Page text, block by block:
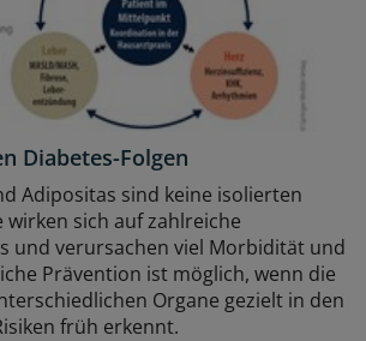
Diabetes-Folgen
Adipositas sind keine isolierten
wirken sich auf zahlreiche
und verursachen viel Morbidität und
Prävention ist möglich, wenn die
Organe gezielt in den
früh erkennt.